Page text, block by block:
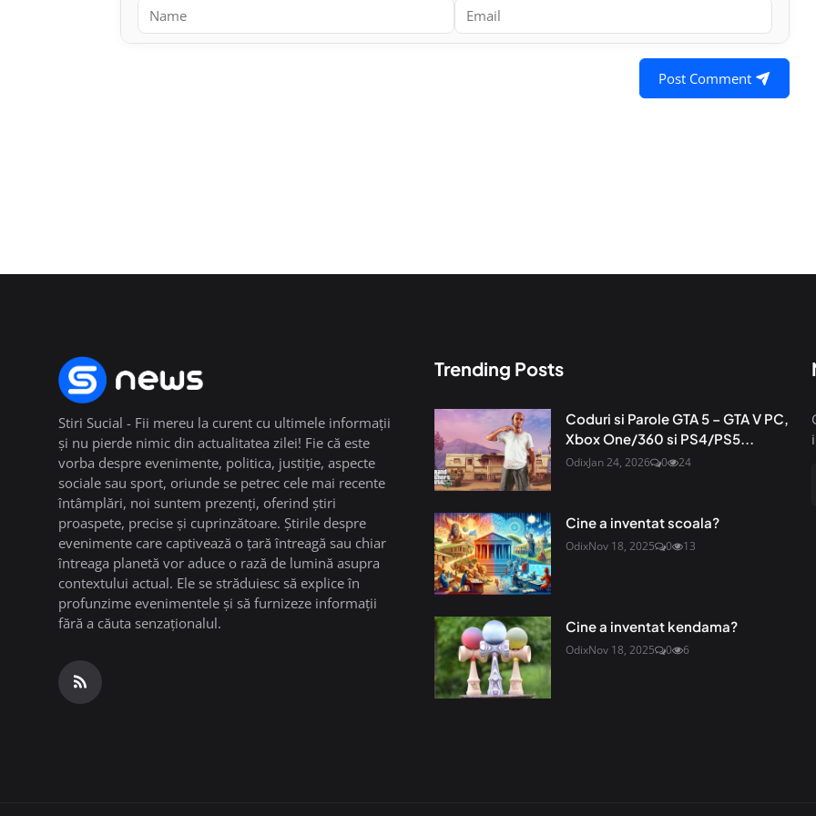
Post Comment
Stiri Sucial - Fii mereu la curent cu ultimele informații
și nu pierde nimic din actualitatea zilei! Fie că este
vorba despre evenimente, politica, justiție, aspecte
sociale sau sport, oriunde se petrec cele mai recente
întâmplări, noi suntem prezenți, oferind știri
proaspete, precise și cuprinzătoare. Știrile despre
evenimente care captivează o țară întreagă sau chiar
întreaga planetă vor aduce o rază de lumină asupra
contextului actual. Ele se străduiesc să explice în
profunzime evenimentele și să furnizeze informații
fără a căuta senzaționalul.
Trending Posts
Coduri si Parole GTA 5 – GTA V PC,
Xbox One/360 si PS4/PS5...
OdixJan 24, 2026 0 24
Cine a inventat scoala?
OdixNov 18, 2025 0 13
Cine a inventat kendama?
OdixNov 18, 2025 0 6